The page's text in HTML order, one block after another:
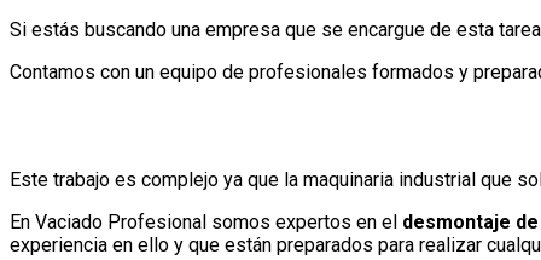
Si estás buscando una empresa que se encargue de esta
Contamos con un equipo de profesionales formados y
Este trabajo es complejo ya que la maquinaria industrial que
En Vaciado Profesional somos expertos en el desmontaje
experiencia en ello y que están preparados para realizar